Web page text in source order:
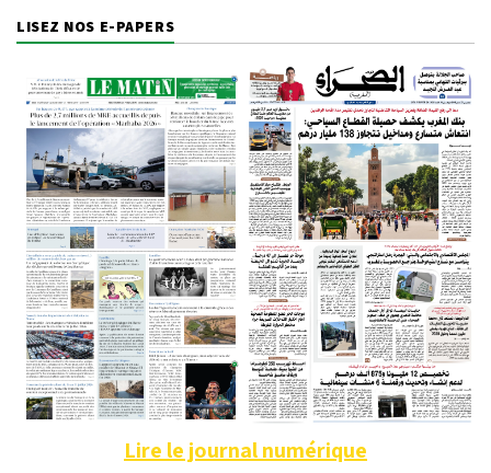
LISEZ NOS E-PAPERS
Lire le journal numérique